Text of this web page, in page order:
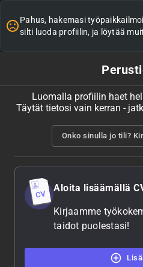
Pahus, hakemasi
silti luoda profiilin, ja löytää
Luomalla profiilin haet
Täytät tietosi vain kerran -
Onko sinulla jo tili?
Aloita lisäämällä
Kirjaamme
taidot puolestasi!